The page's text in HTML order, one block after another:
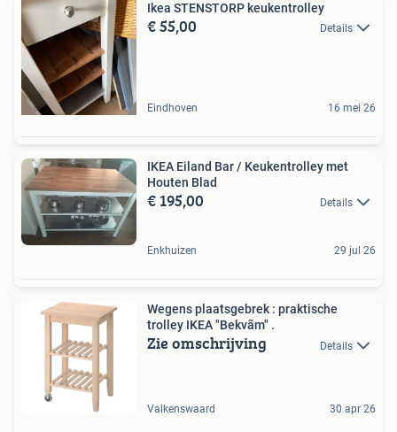
Ikea STENSTORP keukentrolley
€ 55,00 Details
Eindhoven 16 mei 26
IKEA Eiland Bar / Keukentrolley met
Houten Blad
€ 195,00 Details
Enkhuizen 29 jul 26
Wegens plaatsgebrek : praktische
trolley IKEA "Bekvãm" .
Zie omschrijving Details
Valkenswaard 30 apr 26